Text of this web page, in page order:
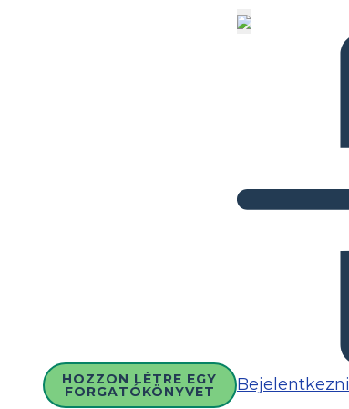
HOZZON LÉTRE EGY
FORGATÓKÖNYVET Bejelentkezni